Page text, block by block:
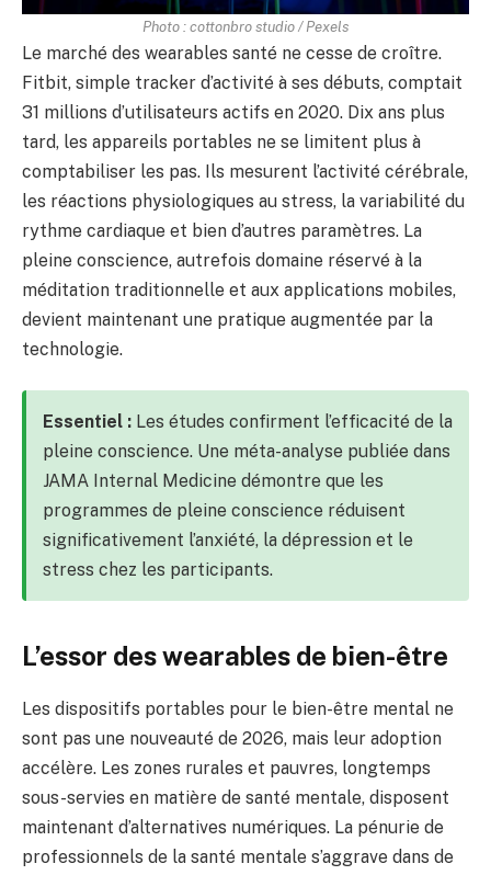
Photo : cottonbro studio / Pexels
Le marché des wearables santé ne cesse de croître.
Fitbit, simple tracker d’activité à ses débuts, comptait
31 millions d’utilisateurs actifs en 2020. Dix ans plus
tard, les appareils portables ne se limitent plus à
comptabiliser les pas. Ils mesurent l’activité cérébrale,
les réactions physiologiques au stress, la variabilité du
rythme cardiaque et bien d’autres paramètres. La
pleine conscience, autrefois domaine réservé à la
méditation traditionnelle et aux applications mobiles,
devient maintenant une pratique augmentée par la
technologie.
Essentiel : Les études confirment l’efficacité de la
pleine conscience. Une méta-analyse publiée dans
JAMA Internal Medicine démontre que les
programmes de pleine conscience réduisent
significativement l’anxiété, la dépression et le
stress chez les participants.
L’essor des wearables de bien-être
Les dispositifs portables pour le bien-être mental ne
sont pas une nouveauté de 2026, mais leur adoption
accélère. Les zones rurales et pauvres, longtemps
sous-servies en matière de santé mentale, disposent
maintenant d’alternatives numériques. La pénurie de
professionnels de la santé mentale s’aggrave dans de